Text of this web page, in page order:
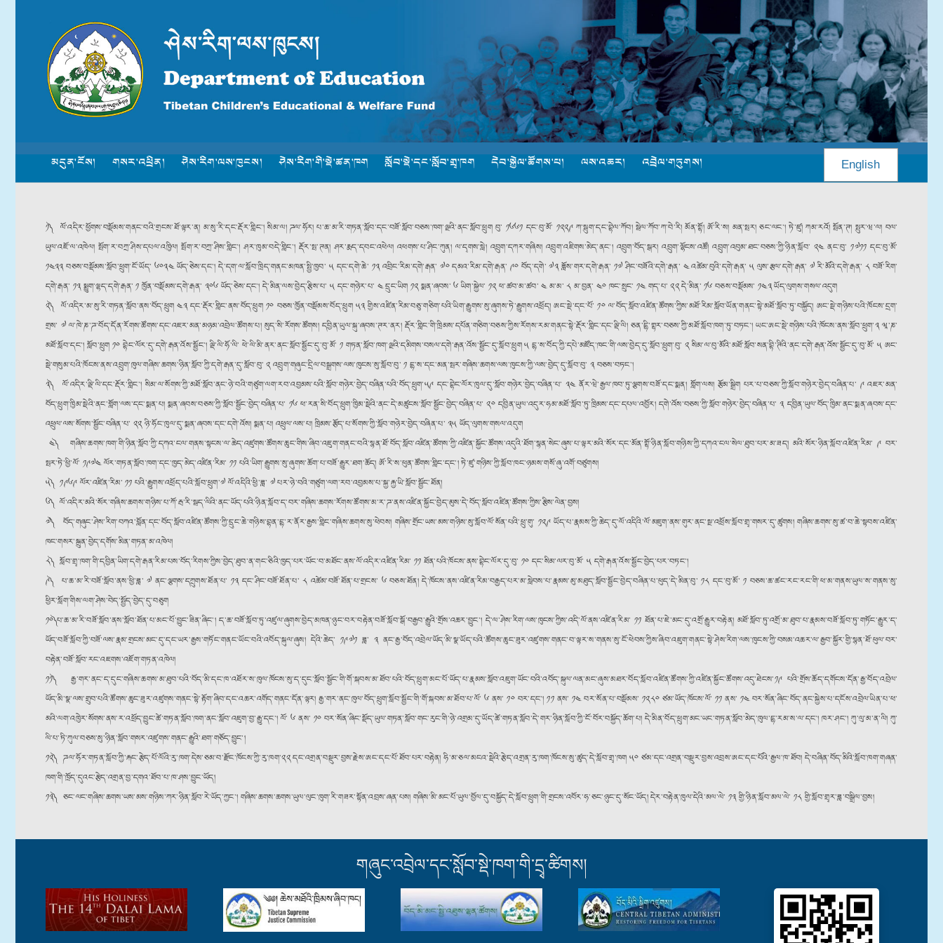
མདུན་ངོས། གསར་འཕྲིན། ཤེས་རིག་ལས་ཁུངས། ཤེས་རིག་གི་སྡེ་ཚན་ཁག སློབ་སྡེ་དང་སློབ་གྲྭ་ཁག དེབ་སྐྱེལ་ཚོགས་པ། ལས་འཆར། འབྲེལ་གཏུགས། English
༡༽ ལོ་འདིར་ཕྱོགས་བསྡོམས་གནང་བའི་གྲངས་ཐོ་ལྟར་ན། མ་སུ་རི་དང་རྡོར་གླིང༌། སིམ་ལ། ཌལ་ཧོར། པ་ཆ་མ་རི་གཏན་སློབ་དང་བཟོ་སློབ་བཅས་ཁག་ལྔའི་ནང་སློབ་ཕྲུག བུ་ ༡༦༦༡ དང་བུ་མོ་ ༡༢༢༩ ཀ་སྦུག་དང་བྷེལ་ཀོབ། སྦེལ་ཀོབ་ཀ་བེ་རི། མོན་གྷོ། ཨོ་རི་ས། མན་སྤར། ཅང་ལང༌། ཏེ་ཛུ། ཀམ་རའོ། སྤོན་ཊ། སྤུར་ཝ་ལ། བལ་
ཡུལ་འཇོ་ལ་འཁེལ། སྤོག་ར་བཀྲ་ཤིས་དཔལ་འཁྱིལ། སྤོག་ར་བཀྲ་ཤིས་གླིང༌། ཤར་ཁུམ་བདེ་གླིང༌། རྡོར་སྤ་ཊན། ཤར་རྨད་དབང་འཕེལ། འཕགས་པ་ཤིང་ཀུན། ལ་དྭགས་སླེ། འབྲུག་དཀར་གཞིས། འབྲུག་འཇིགས་མེད་ནང༌། འབྲུག་བོད་སྒར། འབྲུག་ལྷོངས་འཚོ། འབྲུག་འབུམ་ཐང་བཅས་ཀྱི་ཉིན་སློབ་ ༢༤ ནང་བུ་ ༡༧༡༡ དང་བུ་མོ་
༡༤༣༣ བཅས་བསྡོམས་སློབ་ཕྲུག་ངོ་ཡོད་ ༦༠༣༤ ཡོད་ཅེས་དང༌། དེ་དག་ལ་སློབ་ཁྲིད་གནང་མཁན་སྤྱི་ཁྱབ་ ༥ དང་དགེ་ཆེ་ ༡༣ འབྲིང་རིམ་དགེ་རྒན་ ༧༠ དམའ་རིམ་དགེ་རྒན་ ༩༠ བོད་དགེ་ ༧༣ ཟློས་གར་དགེ་རྒན་ ༡༧ ཤིང་བཟོའི་དགེ་རྒན་ ༤ འཚེམ་བུའི་དགེ་རྒན་ ༥ ལུས་རྩལ་དགེ་རྒན་ ༧ རི་མོའི་དགེ་རྒན་ ༨ བཟོ་རིག་
དགེ་རྒན་ ༡༣ སྨྱུག་ལྷད་དགེ་རྒན་ ༡ ཁྱོན་བསྡོམས་དགེ་རྒན་ ༣༠༦ ཡོད་ཅེས་དང༌། དེ་མིན་ལས་བྱེད་རྩིས་པ་ ༥ དང་གཉེར་པ་ ༤ དྲུང་ཡིག ༡༢ སྨན་ཞབས་ ༦ ཡིག་སྐྱེལ་ ༡༢ ཕ་ཚབ་མ་ཚབ་ ༤ མ་མ་ ༨ མ་བྱན་ ༤༠ ཁང་སྲུང་ ༡༤ གད་པ་ ༢༢ དེ་མིན་ ༡༦ བཅས་བསྡོམས་ ༡༤༣ ཡོད་ལུགས་གསལ་འདུག
༢༽ ལོ་འདིར་མ་སུ་རི་གཏན་སློབ་ནས་བོད་ཕྲུག ༤༣ དང་རྡོར་གླིང་ནས་བོད་ཕྲུག ༡༠ བཅས་ཁྱོན་བསྡོམས་བོད་ཕྲུག ༥༣ གྱིས་འཛིན་རིམ་བཅུ་གཅིག་པའི་ཡིག་རྒྱུགས་སུ་ཞུགས་ཏེ་རྒྱུགས་འཕྲོད། ཨང་སྡེ་དང་པོ་ ༡༠ ལ་བོད་སློབ་འཛིན་ཚོགས་ཀྱིས་མཐོ་རིམ་སློབ་ཡོན་གནང་སྟེ་མཐོ་སློབ་ཏུ་བསྐྱོད། ཨང་སྡེ་གཉིས་པའི་ཁོངས་དྲག་
གྲས་ ༧ ལ་ཁེ་ཎ་ཌ་བོད་དོན་རོགས་ཚོགས་དང་འཇར་མན་མཉམ་འབྲེལ་ཚོགས་པ། སུད་སི་རོགས་ཚོགས། དབྱིན་ཡུལ་སྐུ་ཞབས་ཊར་ནར། རྡོར་གླིང་གི་ཁྲིམས་དཔོན་གཅིག་བཅས་ཀྱིས་རོགས་རམ་གནང་སྟེ་རྡོར་གླིང་དང་ལྡི་ལི། ཅན་དྷི་གྷར་བཅས་ཀྱི་མཐོ་སློབ་ཁག་ཏུ་བཏང༌། ཡང་ཨང་སྡེ་གཉིས་པའི་ཁོངས་ནས་སློབ་ཕྲུག༌༣ ཝཱ་ཎ་
མཐོ་སློབ་དང༌། སློབ་ཕྲུག ༡༠ བྷེང་ལོར་དུ་དགེ་རྒན་འོས་སྦྱོང༌། ལྡི་ལི་ཧོ་ལི་ ཕེ་ལི་མི་ནར་ནང་སློབ་སྦྱོང་དུ་བུ་མོ་ ༡ གཏན་སློབ་ཁག་ལྔའི་དམིགས་བསལ་དགེ་རྒན་འོས་སྦྱོང་དུ་སློབ་ཕྲུག ༥ དྷ་ས་བོད་ཀྱི་དཔེ་མཛོད་ཁང་གི་ལས་བྱེད་དུ་སློབ་ཕྲུག་བུ་ ༢ སིམ་ལ་བུ་མོའི་མཐོ་སློབ་སན་བྷི་ཊིའི་ནང་དགེ་རྒན་འོས་སྦྱོང་དུ་བུ་མོ་ ༥ ཨང་
སྡེ་གསུམ་པའི་ཁོངས་ནས་འབྲུག་ཁུལ་གཞིས་ཆགས་ཉིན་སློབ་ཀྱི་དགེ་རྒན་དུ་སློབ་བུ་ ༢ འབྲུག་གཞུང་དྲིལ་བསྒྲགས་ལས་ཁུངས་སུ་སློབ་བུ་ ༡ དྷ་ས་དང་མན་སྤར་གཞིས་ཆགས་ལས་ཁུངས་ཀྱི་ལས་བྱེད་དུ་སློབ་བུ་ ༣ བཅས་བཏང༌།
༣༽ ལོ་འདིར་ལྡི་ལི་དང་རྡོར་གླིང༌། སིམ་ལ་སོགས་ཀྱི་མཐོ་སློབ་ནང་ཉེ་བའི་གཙུག་ལག་རབ་འབྱམས་པའི་སློབ་གཉེར་བྱེད་བཞིན་པའི་བོད་ཕྲུག༌༥༩ དང་བྷེང་ལོར་ཁུལ་དུ་སློབ་གཉེར་བྱེད་བཞིན་པ་ ༣༤ ནོར་ཝེ་རྒྱལ་ཁབ་ཏུ་ལྕགས་བཟོ་དང་སྨན། གློག་ལས། རྩོམ་སྒྲིག པར་པ་བཅས་ཀྱི་སློབ་གཉེར་བྱེད་བཞིན་པ་ ༩ འཇར་མན་
བོད་ཕྲུག་ཁྱིམ་སྡེའི་ནང་གློག་ལས་དང་སྨན་པ། སྨན་ཞབས་བཅས་ཀྱི་སློབ་སྦྱོང་བྱེད་བཞིན་པ་ ༡༦ ཕ་རན་སི་བོད་ཕྲུག་ཁྱིམ་སྡེའི་ནང་དེ་མཚུངས་སློབ་སྦྱོང་བྱེད་བཞིན་པ་ ༢༠ དབྱིན་ཡུལ་འདུར་ཧམ་མཐོ་སློབ་ཏུ་ཁྲིམས་དང་དཔལ་འབྱོར། དགེ་འོས་བཅས་ཀྱི་སློབ་གཉེར་བྱེད་བཞིན་པ་ ༣ དབྱིན་ཡུལ་བོད་ཁྱིམ་ནང་སྨན་ཞབས་དང་
འཕྲུལ་ལས་སོགས་སྦྱོང་བཞིན་པ་ ༢༢ ཉི་ཧོང་ཁུལ་དུ་སྨན་ཞབས་དང་དགེ་འོས། སྨན་པ། འཕྲུལ་ལས་པ། ཁྲིམས་རྩོད་པ་སོགས་ཀྱི་སློབ་གཉེར་བྱེད་བཞིན་པ་ ༣༥ ཡོད་ལུགས་གསལ་འདུག
༤༽ གཞིས་ཆགས་ཁག་གི་ཉིན་སློབ་ཀྱི་དཀའ་ངལ་གནས་སྟངས་ལ་ཆེད་འཛུགས་ཚོགས་ཆུང་གིས་ཞིབ་འཇུག་གནང་བའི་སྙན་ཐོ་བོད་སློབ་འཛིན་ཚོགས་ཀྱི་འཛིན་སྐྱོང་ཚོགས་འདུའི་ཐོག་སྙན་སེང་ཞུས་པ་ལྟར་མའི་སོར་དང་མོན་གྷོ་ཉིན་སློབ་གཉིས་ཀྱི་དཀའ་ངལ་སེལ་ཐུབ་པར་མ་ཟད། མའི་སོར་ཉིན་སློབ་འཛིན་རིམ་ ༩ བར་
སྤར་ཏེ་ཕྱི་ལོ་ ༡༩༧༤ ལོར་གཏན་སློབ་ཁག་དང་ཁྱད་མེད་འཛིན་རིམ་ ༡༡ པའི་ཡིག་རྒྱུགས་སུ་ཞུགས་ཆོག་པ་བཟོ་རྒྱུར་ཐག་ཆོད། ཨོ་རི་ས་ཕུན་ཚོགས་གླིང་དང༌། ཏེ་ཛུ་གཉིས་ཀྱི་སློབ་ཁང་ཉམས་གསོ་ཞུ་འགོ་བཙུགས།
༥༽ ༡༩༦༩ ལོར་འཛིན་རིམ་ ༡༡ པའི་རྒྱུགས་འཕྲོད་པའི་སློབ་ཕྲུག༌༧ ལོ་འདིའི་ཕྱི་ཟླ་ ༧ པར་ཉེ་བའི་གཙུག་ལག་རབ་འབྱམས་པ་སྐྱ་རྐྱ་ཡི་སློབ་སྦྱོང་ཐོན།
༦༽ ལོ་འདིར་མའི་སོར་གཞིས་ཆགས་གཉིས་པ་ཀོ་རྦ་རི་སྦད་ལིའི་ནང་ཡོད་པའི་ཉིན་སློབ་ད་བར་གཞིས་ཆགས་རོགས་ཚོགས་མ་ར་ཌ་ནས་འཛིན་སྐྱོང་བྱེད་མུས་དེ་བོད་སློབ་འཛིན་ཚོགས་ཀྱིས་རྩིས་ལེན་བྱས།
༧༽ བོད་གཞུང་ཤེས་རིག་བཀའ་བློན་དང་བོད་སློབ་འཛིན་ཚོགས་ཀྱི་དྲུང་ཆེ་གཉིས་བྷན་དྷ་ར་ནོར་རྒྱས་གླིང་གཞིས་ཆགས་སུ་ཕེབས། གཞིས་གྲོང་ཡས་མས་གཉིས་སུ་སློབ་ལོ་སོན་པའི་ཕྲུ་གུ་ ༡༢༩ ཡོད་པ་རྣམས་ཀྱི་ཆེད་དུ་ལོ་འདིའི་ལོ་མཇུག་ནས་གུར་ནང་སྔ་འཕྲོས་སློབ་གྲྭ་གསར་དུ་ཚུགས། གཞིས་ཆགས་སུ་ཚ་བ་ཆེ་སྟབས་འཛིན་
ཁང་གསར་སྐྲུན་བྱེད་དགོས་མིན་གཏན་མ་འཁེལ།
༨༽ སློབ་གྲྭ་ཁག་གི་དབྱིན་ཡིག་དགེ་རྒན་རིམ་པས་བོད་རིགས་ཀྱིས་བྱེད་ཐུབ་ན་གང་ཅིའི་ཁྱད་པར་ཡོང་བ་མཐོང་ནས་ལོ་འདིར་འཛིན་རིམ་ ༡༡ ཐོན་པའི་ཁོངས་ནས་བྷེང་ལོར་དུ་བུ་ ༡༠ དང་སིམ་ལར་བུ་མོ་ ༥ དགེ་རྒན་འོས་སྦྱོང་བྱེད་པར་བཏང༌།
༩༽ པ་ཆ་མ་རི་བཟོ་སློབ་ནས་ཕྱི་ཟླ་ ༧ ནང་ལྕགས་དཀྲུགས་ཐོན་པ་ ༡༣ དང་ཤིང་བཟོ་ཐོན་པ་ ༨ འཚེམ་བཟོ་ཐོན་པ་གྲངས་ ༦ བཅས་ཐོན། དེ་ཁོངས་ནས་འཛིན་རིམ་བརྒྱད་པར་མ་སླེབས་པ་རྣམས་མུ་མཐུད་སློབ་སྦྱོང་བྱེད་བཞིན་པ་ཕུད་དེ་མིན་བུ་ ༡༨ དང་བུ་མོ་ ༡ བཅས་ཆ་ཚང་རང་རང་གི་ཕ་མ་གནས་ཡུལ་ས་གནས་སུ་
ཕྱིར་སློག་གིས་ལག་ཤེས་བེད་སྤྱོད་བྱེད་དུ་བཅུག
༡༠༽ པ་ཆ་མ་རི་བཟོ་སློབ་ནས་སློབ་ཐོན་པ་མང་པོ་བྱུང་ཟིན་ཞིང༌། ད་ཆ་བཟོ་སློབ་ཏུ་འཛུལ་ཞུགས་བྱེད་མཁན་ཉུང་བར་བརྟེན་བཟོ་སློབ་སྒོ་བརྒྱབ་རྒྱུའི་གྲོས་འཆར་བྱུང༌། དེ་ལ་ཤེས་རིག་ལས་ཁུངས་ཀྱིས་འདི་ལོ་ནས་འཛིན་རིམ་ ༡༡ ཐོན་པ་ཇེ་མང་དུ་འགྲོ་རྒྱུར་བརྟེན། མཐོ་སློབ་ཏུ་འགྲོ་མ་ཐུབ་པ་རྣམས་བཟོ་སློབ་ཏུ་གཏོང་རྒྱུར་ད་
ཡོད་བཟོ་སློབ་ཀྱི་བཟོ་ལས་རྣམ་གྲངས་མང་དུ་དང་ཡར་རྒྱས་གཏོང་གནང་ཡོང་བའི་འབོད་སྐུལ་ཞུས། དེའི་ཆེད་ ༡༩༧༡ ཟླ་ ༣ ནང་རྒྱ་བོད་འབྲེལ་ཡོད་མི་སྣ་ཡོད་པའི་ཚོགས་ཆུང་ཟུར་འཛུགས་གནང་བ་ལྟར་ས་གནས་སུ་ངོ་ཕེབས་ཀྱིས་ཞིབ་འཇུག་གནང་སྟེ་ཤེས་རིག་ལས་ཁུངས་ཀྱི་བསམ་འཆར་ལ་རྒྱབ་སྐྱོར་གྱི་སྙན་ཐོ་ཕུལ་བར་
བརྟེན་བཟོ་སློབ་རང་འཇགས་འཇོག་གཏན་འཁེལ།
༡༡༽ རྒྱ་གར་ནང་ད་དུང་གཞིས་ཆགས་མ་ཐུབ་པའི་བོད་མི་དང་ཁ་འཐོར་ས་ཁུལ་ཁོངས་སུ་ད་དུང་སློབ་སྦྱོང་གི་གོ་སྐབས་མ་ཐོབ་པའི་བོད་ཕྲུག་མང་པོ་ཡོད་པ་རྣམས་སློབ་འཇུག་ཡོང་བའི་འབོད་སྐུལ་ལན་མང་ཞུས་མཐར་བོད་སློབ་འཛིན་ཚོགས་ཀྱི་འཛིན་སྐྱོང་ཚོགས་འདུ་ཐེངས་༡༩ པའི་གྲོས་ཆོད་དགོངས་དོན་རྒྱ་བོད་འབྲེལ་
ཡོད་མི་སྣ་ལས་གྲུབ་པའི་ཚོགས་ཆུང་ཟུར་འཛུགས་གནང་སྟེ་རྟོག་ཞིབ་དང་འཆར་འགོད་གནང་དོན་ལྟར། རྒྱ་གར་ནང་ཁུལ་བོད་ཕྲུག་སློབ་སྦྱོང་གི་གོ་སྐབས་མ་ཐོབ་པ་ལོ་ ༦ ནས་ ༡༠ བར་དང༌། ༡༡ ནས་ ༡༤ བར་སོན་པ་བསྡོམས་ ༡༢༨༠ ཙམ་ཡོད་ཁོངས་ལོ་ ༡༡ ནས་ ༡༤ བར་སོན་ཞིང་བོད་ནང་སྐྱེས་པ་དངོས་འབྲེལ་ཡིན་པ་ཕ་
མའི་ལག་འཁྱེར་སོགས་ནས་ར་འཕྲོད་བྱུང་ཚེ་གཏན་སློབ་ཁག་ནང་སློབ་འཇུག་བྱ་རྒྱུ་དང༌། ལོ་ ༦ ནས་ ༡༠ བར་སོན་ཞིང་སྡོད་ཡུལ་གཏན་སློབ་གང་རུང་གི་ཉེ་འགྲམ་དུ་ཡོད་ཚེ་གཏན་སློབ་དེ་གར་ཉིན་སློབ་ཀྱི་ངོ་བོར་བསྐྱོད་ཆོག་པ། དེ་མིན་བོད་ཕྲུག་མང་ཡང་གཏན་སློབ་མེད་ཁུལ་དྷ་རམ་ས་ལ་དང༌། ཁར་ཤང༌། ཀུ་ལུ་མ་ན་ལི། ཀུ་
ལི་པ་ཏི་ཀུལ་བཅས་སུ་ཉིན་སློབ་གསར་འཛུགས་གནང་རྒྱུའི་ཐག་གཅོད་བྱུང༌།
༡༢༽ ཌལ་ཧོར་གཏན་སློབ་ཀྱི་རྐང་རྩེད་པོ་ལོའི་རུ་ཁག་དེས་ཅམ་བ་རྫོང་ཁོངས་ཀྱི་རུ་ཁག༌༢༢ དང་འགྲན་བསྡུར་བྱས་རྗེས་ཨང་དང་པོ་ཐོབ་པར་བརྟེན། ཧི་མ་ཅལ་མངའ་སྡེའི་རྩེད་འགྲན་རུ་ཁག་ཁོངས་སུ་ཚུད་དེ་སློབ་གྲྭ་ཁག ༥༠ ཙམ་དང་འགྲན་བསྡུར་བྱས་འབྲས་ཨང་དང་པོའི་རྒྱལ་ཁ་ཐོབ། དེ་བཞིན་བོད་མིའི་སློབ་ཁག་གཞན་
ཁག་གི་ཁྲོད་དུའང་རྩེད་འགྲན་བྱ་དགའ་ཐོབ་པ་ཁ་ཤས་བྱུང་ཡོད།
༡༣༽ ཅང་ལང་གཞིས་ཆགས་ཡས་མས་གཉིས་ཀར་ཉིན་སློབ་རེ་ཡོད་ཀྱང༌། གཞིས་ཆགས་ཆགས་ཡུལ་ལུང་ཁུག་རི་གཟར་སྟོན་འབྲས་ཞན་པས། གཞིས་མི་མང་པོ་ཡུལ་བྱོལ་དུ་བསྐྱོད་དེ་སློབ་ཕྲུག་གི་གྲངས་འབོར་ཧ་ཅང་ཉུང་དུ་སོང་ཡོད། དེར་བརྟེན་ཁུལ་དེའི་མལ་ལེ་ ༡༣ གྱི་ཉིན་སློབ་མལ་ལེ་ ༡༨ གྱི་སློབ་གྲྭར་ཟླ་བསྒྲིལ་བྱས།
གཞུང་འབྲེལ་དང་སློབ་སྡེ་ཁག་གི་དྲྭ་ཚིགས།